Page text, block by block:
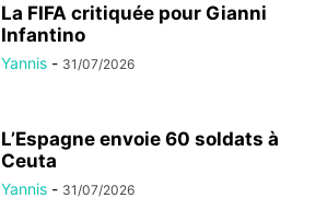
La FIFA critiquée pour Gianni
Infantino
Yannis - 31/07/2026
L’Espagne envoie 60 soldats à
Ceuta
Yannis - 31/07/2026